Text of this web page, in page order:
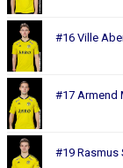
#16 Ville
#17 Armend
#19 Rasmus